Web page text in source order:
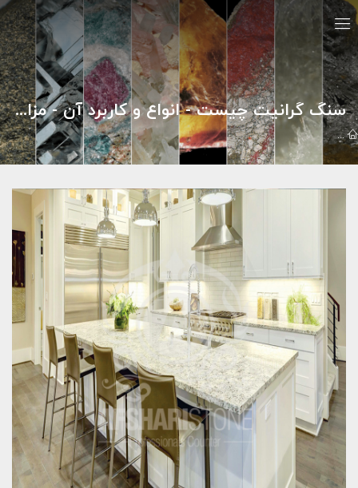
سنگ گرانیت چیست - انواع و کاربرد آن - مزایا و معایب سنگ گرانیت - سنگ افشاری
مقالات سنگ گرانیت سنگ گرانیت چیست - انواع و کاربرد آن -